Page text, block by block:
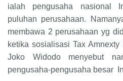
ialah pengusaha nasional
puluhan perusahaan.
membawa 2 perusahaan yg
ketika sosialisasi Tax
Joko Widodo menyebut
pengusaha-pengusaha besar